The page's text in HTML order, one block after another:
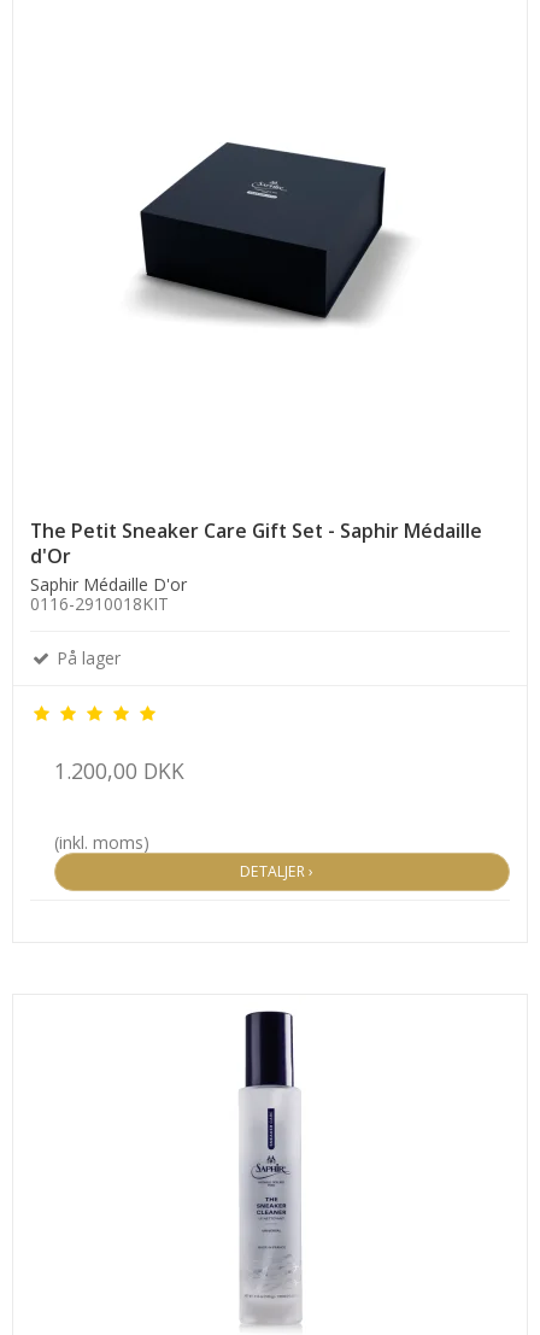
The Petit Sneaker Care Gift Set - Saphir Médaille
d'Or
Saphir Médaille D'or
0116-2910018KIT
På lager
1.200,00 DKK
(inkl. moms)
DETALJER ›